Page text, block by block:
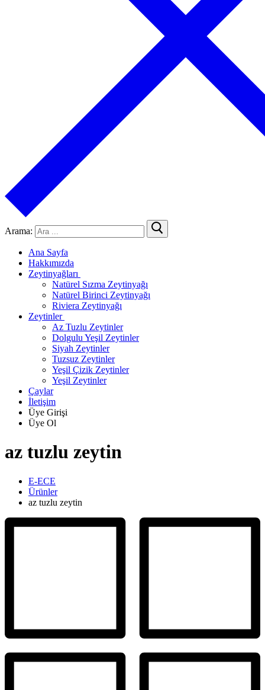
Arama:
Ana Sayfa
Hakkımızda
Zeytinyağları
Natürel Sızma Zeytinyağı
Natürel Birinci Zeytinyağı
Riviera Zeytinyağı
Zeytinler
Az Tuzlu Zeytinler
Dolgulu Yeşil Zeytinler
Siyah Zeytinler
Tuzsuz Zeytinler
Yeşil Çizik Zeytinler
Yeşil Zeytinler
Çaylar
İletişim
Üye Girişi
Üye Ol
az tuzlu zeytin
E-ECE
Ürünler
az tuzlu zeytin